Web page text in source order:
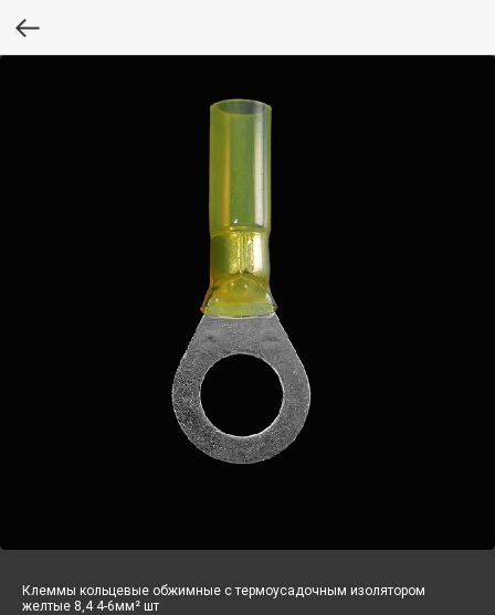
Клеммы кольцевые обжимные с термоусадочным изолятором
желтые 8,4 4-6мм² шт